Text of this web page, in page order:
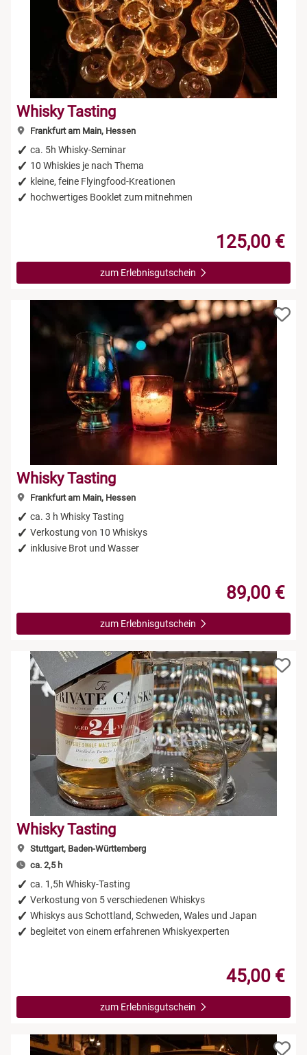
Whisky Tasting
Frankfurt am Main, Hessen
ca. 5h Whisky-Seminar
10 Whiskies je nach Thema
kleine, feine Flyingfood-Kreationen
hochwertiges Booklet zum mitnehmen
125,00 €
zum Erlebnisgutschein
Whisky Tasting
Frankfurt am Main, Hessen
ca. 3 h Whisky Tasting
Verkostung von 10 Whiskys
inklusive Brot und Wasser
89,00 €
zum Erlebnisgutschein
Whisky Tasting
Stuttgart, Baden-Württemberg
ca. 2,5 h
ca. 1,5h Whisky-Tasting
Verkostung von 5 verschiedenen Whiskys
Whiskys aus Schottland, Schweden, Wales und Japan
begleitet von einem erfahrenen Whiskyexperten
45,00 €
zum Erlebnisgutschein